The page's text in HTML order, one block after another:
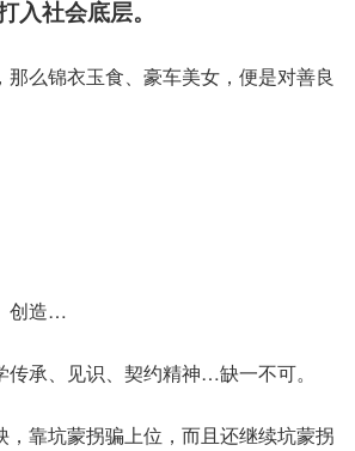
入社会底层。
那么锦衣玉食、豪车美女，便是对善良
创造…
承、见识、契约精神…缺一不可。
，靠坑蒙拐骗上位，而且还继续坑蒙拐